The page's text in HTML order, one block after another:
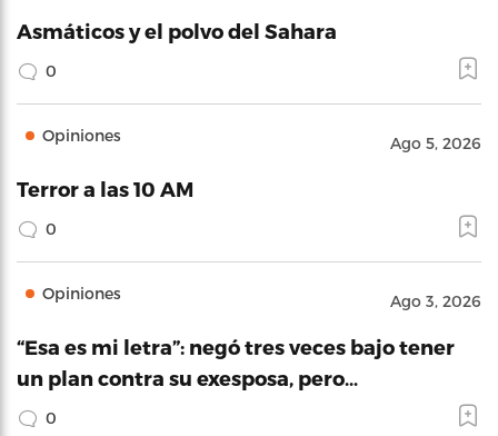
Asmáticos y el polvo del Sahara
0
Opiniones Ago 5, 2026
Terror a las 10 AM
0
Opiniones Ago 3, 2026
“Esa es mi letra”: negó tres veces bajo tener
un plan contra su exesposa, pero…
0